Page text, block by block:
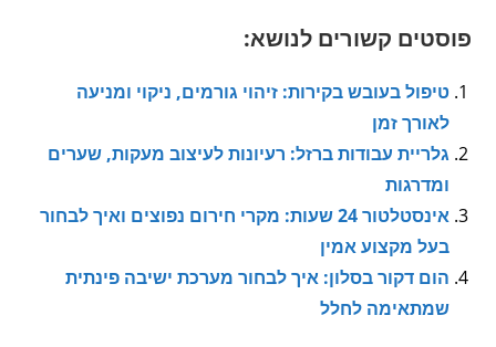
פוסטים קשורים לנושא:
טיפול בעובש בקירות: זיהוי גורמים, ניקוי ומניעה
לאורך זמן
גלריית עבודות ברזל: רעיונות לעיצוב מעקות, שערים
ומדרגות
אינסטלטור 24 שעות: מקרי חירום נפוצים ואיך לבחור
בעל מקצוע אמין
הום דקור בסלון: איך לבחור מערכת ישיבה פינתית
שמתאימה לחלל